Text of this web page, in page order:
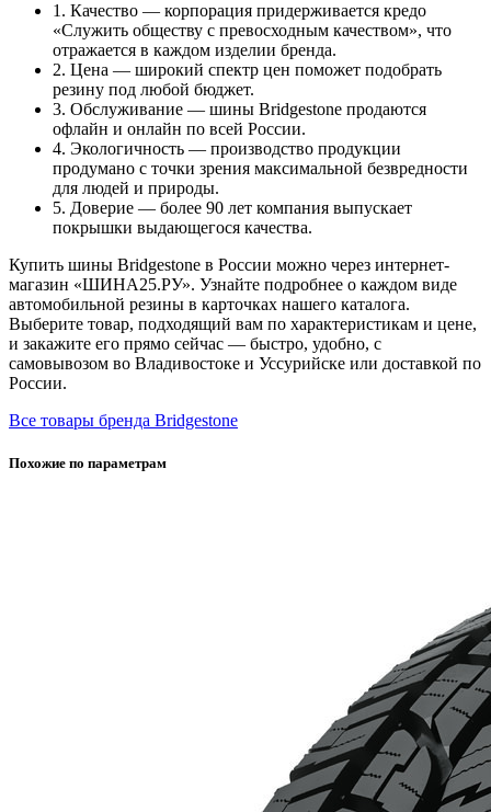
1. Качество — корпорация придерживается кредо
«Служить обществу с превосходным качеством», что
отражается в каждом изделии бренда.
2. Цена — широкий спектр цен поможет подобрать
резину под любой бюджет.
3. Обслуживание — шины Bridgestone продаются
офлайн и онлайн по всей России.
4. Экологичность — производство продукции
продумано с точки зрения максимальной безвредности
для людей и природы.
5. Доверие — более 90 лет компания выпускает
покрышки выдающегося качества.
Купить шины Bridgestone в России можно через интернет-
магазин «ШИНА25.РУ». Узнайте подробнее о каждом виде
автомобильной резины в карточках нашего каталога.
Выберите товар, подходящий вам по характеристикам и цене,
и закажите его прямо сейчас — быстро, удобно, с
самовывозом во Владивостоке и Уссурийске или доставкой по
России.
Все товары бренда Bridgestone
Похожие по параметрам